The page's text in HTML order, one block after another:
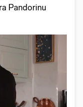
Pandorinu